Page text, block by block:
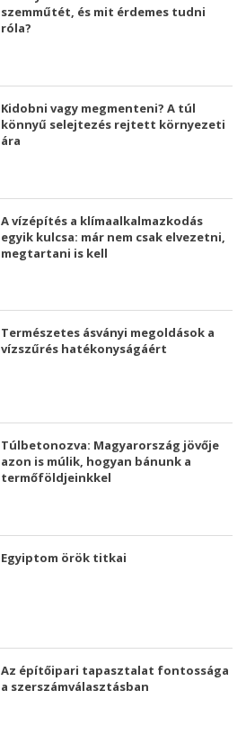
szemműtét, és mit érdemes tudni
róla?
Kidobni vagy megmenteni? A túl
könnyű selejtezés rejtett környezeti
ára
A vízépítés a klímaalkalmazkodás
egyik kulcsa: már nem csak elvezetni,
megtartani is kell
Természetes ásványi megoldások a
vízszűrés hatékonyságáért
Túlbetonozva: Magyarország jövője
azon is múlik, hogyan bánunk a
termőföldjeinkkel
Egyiptom örök titkai
Az építőipari tapasztalat fontossága
a szerszámválasztásban